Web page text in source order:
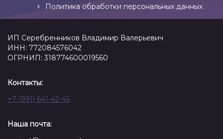
Политика обработки персональных данных
ИП Серебренников Владимир Валерьевич
ИНН: 772084576042
ОГРНИП: 318774600019560
Контакты:
+7 (991) 641-42-45
Наша почта: